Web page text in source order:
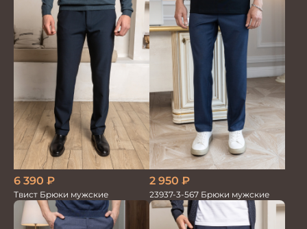
6 390 ₽
Твист Брюки мужские
2 950 ₽
23937-3-567 Брюки мужские